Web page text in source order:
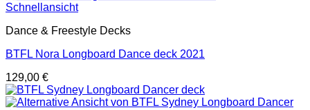
Schnellansicht
Dance & Freestyle Decks
BTFL Nora Longboard Dance deck 2021
129,00 €